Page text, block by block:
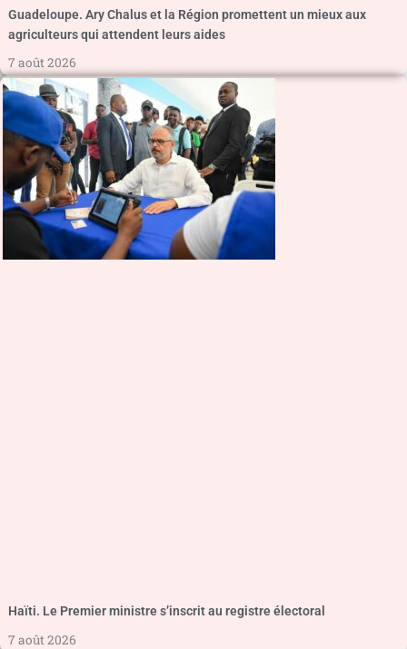
Guadeloupe. Ary Chalus et la Région promettent un mieux aux
agriculteurs qui attendent leurs aides
7 août 2026
Haïti. Le Premier ministre s’inscrit au registre électoral
7 août 2026